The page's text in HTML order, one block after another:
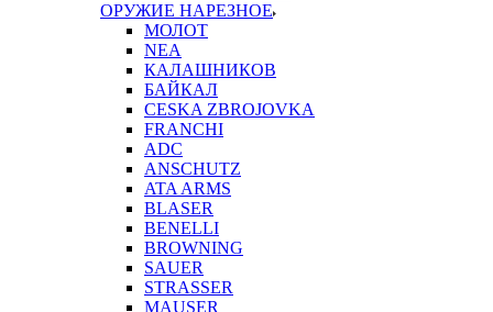
ОРУЖИЕ НАРЕЗНОЕ
МОЛОТ
NEA
КАЛАШНИКОВ
БАЙКАЛ
CESKA ZBROJOVKA
FRANCHI
ADC
ANSCHUTZ
ATA ARMS
BLASER
BENELLI
BROWNING
SAUER
STRASSER
MAUSER